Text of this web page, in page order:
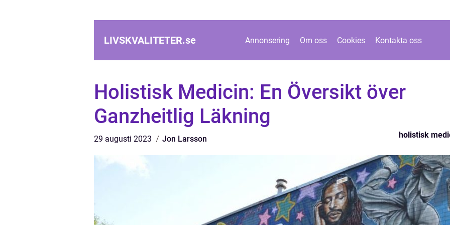
LIVSKVALITETER.se Annonsering Om oss Cookies Kontakta oss
Holistisk Medicin: En Översikt över
Ganzheitlig Läkning
29 augusti 2023 Jon Larsson holistisk